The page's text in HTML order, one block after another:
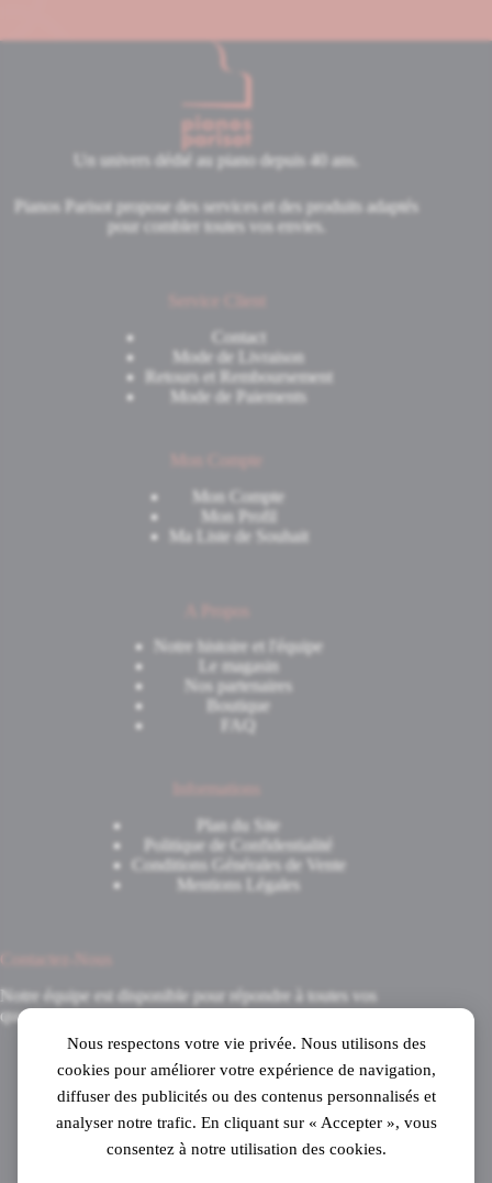
Nous respectons votre vie privée. Nous utilisons des
cookies pour améliorer votre expérience de navigation,
diffuser des publicités ou des contenus personnalisés et
analyser notre trafic. En cliquant sur « Accepter », vous
consentez à notre utilisation des cookies.
Un univers dédié au piano depuis 40 ans.
Pianos Parisot propose des services et des produits adaptés
pour combler toutes vos envies.
Contact
Mode de Livraison
Retours et Remboursement
Mode de Paiements
Mon Compte
Mon Profil
Ma Liste de Souhait
Notre histoire et l'équipe
Le magasin
Nos partenaires
Boutique
FAQ
Plan du Site
Politique de Confidentialité
Conditions Générales de Vente
Mentions Légales
Contactez-Nous
Notre équipe est disponible pour répondre à toutes vos
questions.
8 Avenue du 8 Mai 1945
31520 Ramonville-Saint-Agne
Mardi au samedi
de 10h à 19h en continu